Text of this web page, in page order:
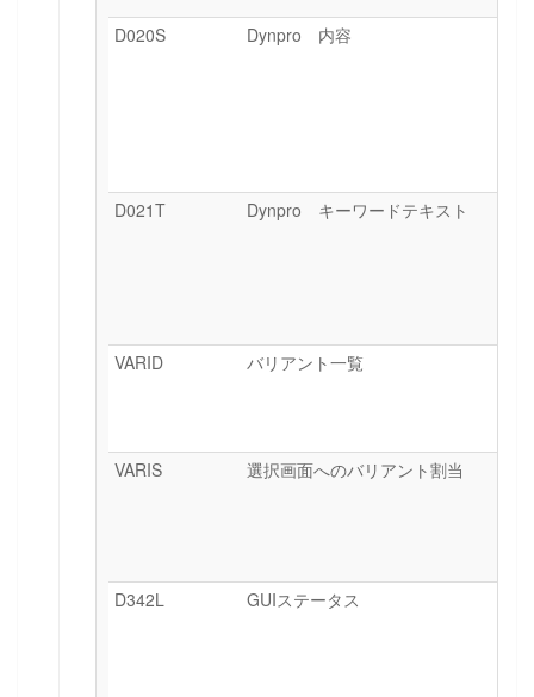
D020S Dynpro 内容
D021T Dynpro キーワードテキスト
VARID バリアント一覧
VARIS 選択画面へのバリアント割当
D342L GUIステータス